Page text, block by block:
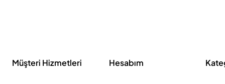
Müşteri Hizmetleri Hesabım